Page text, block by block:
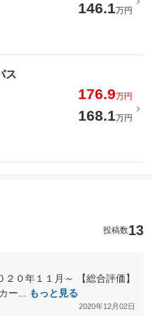
146.1万円
ス
176.9万円
168.1万円
投稿数13
２０年１１月～ 【総合評価】
ー...
もっと見る
2020年12月02日